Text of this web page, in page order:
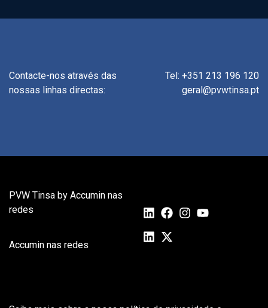
Contacte-nos através das
nossas linhas directas:
Tel: +351 213 196 120
geral@pvwtinsa.pt
PVW Tinsa by Accumin nas
redes
Accumin nas redes